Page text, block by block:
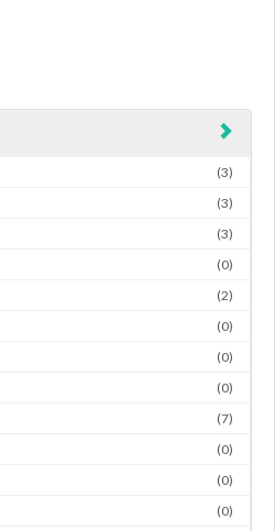
(3)
(3)
(3)
(0)
(2)
(0)
(0)
(0)
(7)
(0)
(0)
(0)